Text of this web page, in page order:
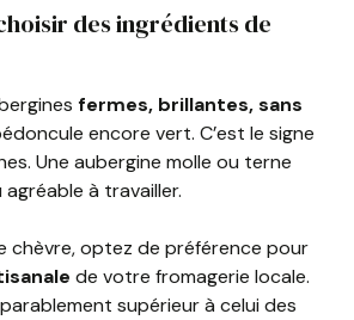
des ingrédients de
fermes, brillantes, sans
encore vert. C’est le signe
Une aubergine molle ou terne
à travailler.
chèvre, optez de préférence pour
de votre fromagerie locale.
supérieur à celui des